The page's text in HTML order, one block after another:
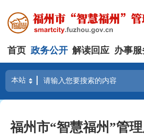
首页 政务公开 解读回应 办事服
福州市“智慧福州”管